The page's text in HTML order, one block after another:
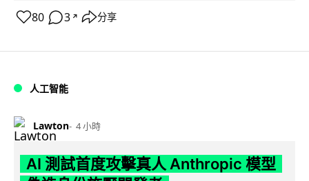
80 3 ↗ 分享
人工智能
Lawton 4 小時
AI 測試首度攻擊真人 Anthropic 模型